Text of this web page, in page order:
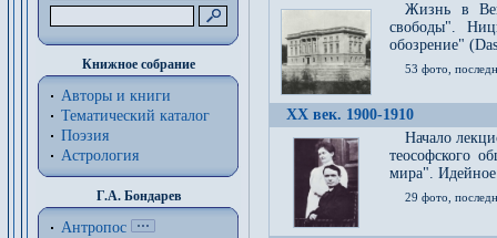
Книжное собрание
Авторы и книги
Тематический каталог
Поэзия
Астрология
Г.А. Бондарев
Антропос
Жизнь в
свободы".
обозрение"
53 фото,
XX век. 1900-1910
Начало
теософского
мира". Идейное
29 фото,